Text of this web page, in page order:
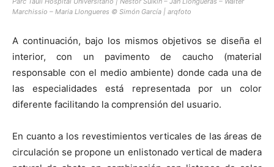
Marchissio – Maria Llongueres © Simón García | arqfoto
A continuación, bajo los mismos objetivos se diseña el
interior, con un pavimento de caucho (material
responsable con el medio ambiente) donde cada una de
las especialidades está representada por un color
diferente facilitando la comprensión del usuario.
En cuanto a los revestimientos verticales de las áreas de
circulación se propone un enlistonado vertical de madera